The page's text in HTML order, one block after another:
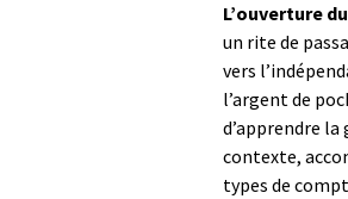
L’ouverture
un rite de
vers
l’argent de
d’apprendre
contexte,
types de